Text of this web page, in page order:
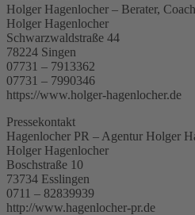
Holger Hagenlocher – Berater,
Holger Hagenlocher
Schwarzwaldstraße 44
78224 Singen
07731 – 7913362
07731 – 7990346
https://www.holger-hagenlocher.de
Pressekontakt
Hagenlocher PR – Agentur Holger
Holger Hagenlocher
Boschstraße 10
73734 Esslingen
0711 – 82839939
http://www.hagenlocher-pr.de